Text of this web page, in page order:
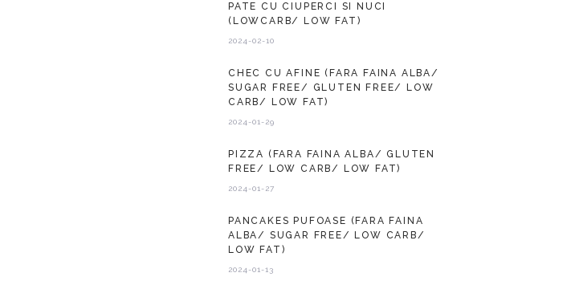
PATE CU CIUPERCI SI NUCI
(LOWCARB/ LOW FAT)
2024-02-10
CHEC CU AFINE (FARA FAINA ALBA/
SUGAR FREE/ GLUTEN FREE/ LOW
CARB/ LOW FAT)
2024-01-29
PIZZA (FARA FAINA ALBA/ GLUTEN
FREE/ LOW CARB/ LOW FAT)
2024-01-27
PANCAKES PUFOASE (FARA FAINA
ALBA/ SUGAR FREE/ LOW CARB/
LOW FAT)
2024-01-13